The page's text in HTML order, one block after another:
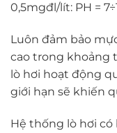
0,5mgđl/lít: PH =
Luôn đảm bảo
cao trong khoảng
lò hơi hoạt động
giới hạn sẽ khiến
Hệ thống lò hơi